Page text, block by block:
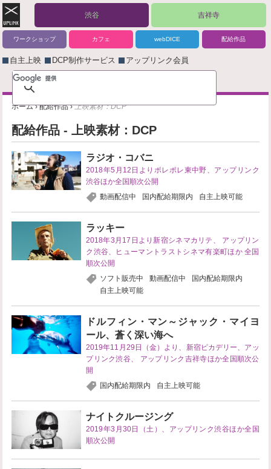
渋谷 吉祥寺
ワークショップ カフェ webDICE 配給作品
自主上映 DCP制作サービス アップリンク会員
ホーム›配給作品›上映素材：DCP
配給作品 - 上映素材：DCP
ラジオ・コバニ
2018年5月12日よりポレポレ東中野、アップリンク
渋谷ほか全国順次公開
動画配信中
国内配給期限内 自主上映可能
ラッキー
2018年3月17日より新宿シネマカリテ、 アップリン
ク渋谷、ヒューマントラストシネマ有楽町ほか 全国
順次公開
ソフト販売中
動画配信中
国内配給期限内
自主上映可能
ドルフィン・マン～ジャック・マイヨ
ール、蒼く深い海へ
2019年11月29日（金）より、新宿ピカデリー、アッ
プリンク渋谷、 アップリンク吉祥寺ほか全国順次公
開
国内配給期限内
自主上映可能
ナイトクルージング
2019年3月30日（土）、アップリンク渋谷ほか全国
順次公開